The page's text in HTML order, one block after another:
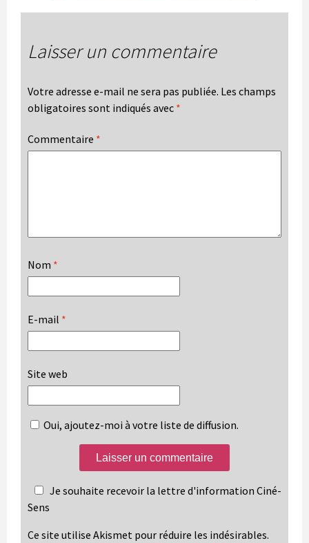
Laisser un commentaire
Votre adresse e-mail ne sera pas publiée. Les champs
obligatoires sont indiqués avec *
Commentaire *
Nom *
E-mail *
Site web
Oui, ajoutez-moi à votre liste de diffusion.
Je souhaite recevoir la lettre d'information Ciné-
Sens
Ce site utilise Akismet pour réduire les indésirables.